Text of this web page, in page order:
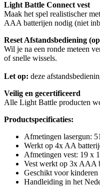
Light Battle Connect vest
Maak het spel realistischer
AAA batterijen nodig (niet
Reset Afstandsbediening
Wil je na een ronde meteen
of snelle wissels.
Let op: deze
Veilig en gecertificeerd
Alle Light Battle producten
Productspecificaties:
Afmetingen lasergun:
Werkt op 4x AA
Afmetingen vest: 19 x
Vest werkt op 3x AAA
Geschikt voor kinderen
Handleiding in het